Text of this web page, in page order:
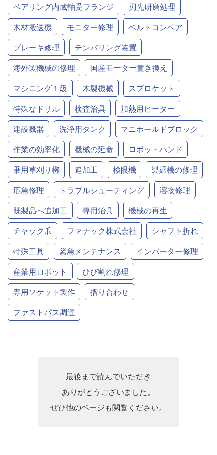
ベアリング内蔵軸受フランジ
刃先研磨処理
木材搬送機
モニター修理
ベルトコンベア
ブレーキ修理
テンパリング装置
海外製機械の修理
国産モーター置き換え
マシニング１級
木製機械
スプロケット
特殊なドリル
検査治具
加熱用ヒーター
建設機器
洗浄用タンク
マニホールドブロック
作業の効率化
機械の延命
ロボットハンド
乗用草刈り機
追加工 検眼機
製麺機の修理
応急修理
トラブルシューティング
溶接修理
既製品へ追加工
専用治具
機械の再生
チャック爪
ファナック株式会社
シャフト折れ
特殊工具
緊急メンテナンス
インバーター修理
産業用ロボット
ひび割れ修理
専用ソケット製作
摺り合わせ
ファストパス調達
最後まで読んでいただき
ありがとうございました。
ぜひ他のページも閲覧ください。